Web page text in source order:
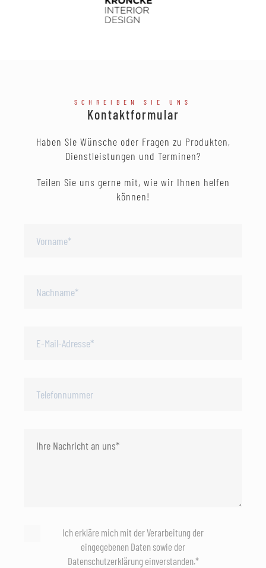
SCHREIBEN SIE UNS
Kontaktformular
Haben Sie Wünsche oder Fragen zu Produkten,
Dienstleistungen und Terminen?
Teilen Sie uns gerne mit, wie wir Ihnen helfen
können!
Ich erkläre mich mit der Verarbeitung der
eingegebenen Daten sowie der
Datenschutzerklärung einverstanden.*